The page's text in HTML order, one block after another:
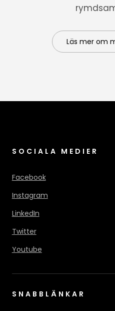
Läs mer om
SOCIALA MEDIER
Facebook
Instagram
LinkedIn
Twitter
Youtube
SNABBLÄNKAR